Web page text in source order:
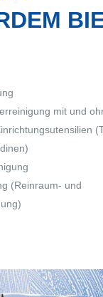
mit und
(Reinraum- und